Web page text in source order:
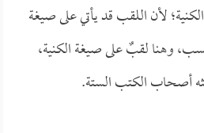
لأن اللقب قد يأتي على صيغة
وهنا لقبٌ على صيغة الكنية،
أصحاب الكتب الستة.